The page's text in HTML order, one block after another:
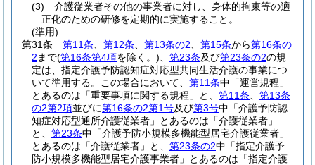
(3)
介護従業者その他の事業者に対し、身体的拘束等の適
正化のための研修を定期的に実施すること。
(準用)
第31条
第11条 第12条 第13条の2 第15条から第16条の
2 まで(第16条第4項を除く。) 第23条及び第23条の2の規
定は、指定介護予防認知症対応型共同生活介護の事業につ
いて準用する。
この場合において、 第11条中「運営規程」
とあるのは「重要事項に関する規程」と、 第11条
第13条
の2第2項並びに第16条の2第1号及び第3号中「介護予防認
知症対応型通所介護従業者」とあるのは「介護従業者」
と、 第23条中「介護予防小規模多機能型居宅介護従業者」
とあるのは「介護従業者」と、 第23条の2中「指定介護予
防小規模多機能型居宅介護事業者」とあるのは「指定介護